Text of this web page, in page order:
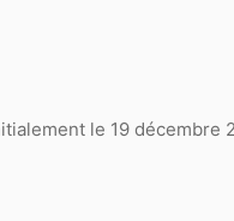
le 19 décembre